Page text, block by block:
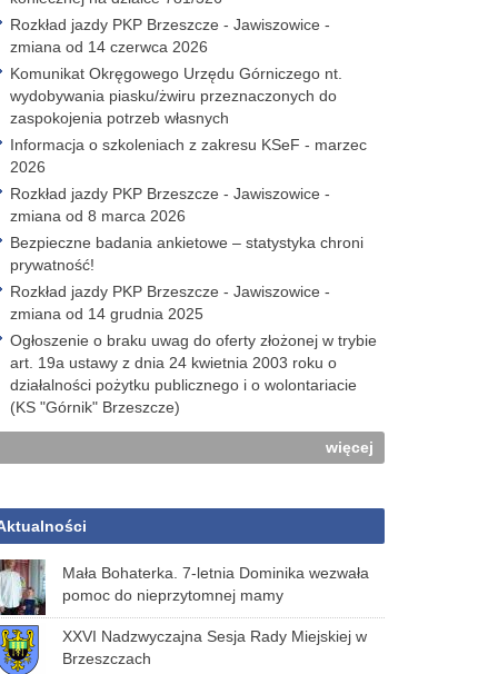
Rozkład jazdy PKP Brzeszcze - Jawiszowice -
zmiana od 14 czerwca 2026
Komunikat Okręgowego Urzędu Górniczego nt.
wydobywania piasku/żwiru przeznaczonych do
zaspokojenia potrzeb własnych
Informacja o szkoleniach z zakresu KSeF - marzec
2026
Rozkład jazdy PKP Brzeszcze - Jawiszowice -
zmiana od 8 marca 2026
Bezpieczne badania ankietowe – statystyka chroni
prywatność!
Rozkład jazdy PKP Brzeszcze - Jawiszowice -
zmiana od 14 grudnia 2025
Ogłoszenie o braku uwag do oferty złożonej w trybie
art. 19a ustawy z dnia 24 kwietnia 2003 roku o
działalności pożytku publicznego i o wolontariacie
(KS "Górnik" Brzeszcze)
więcej
Mała Bohaterka. 7-letnia Dominika wezwała
pomoc do nieprzytomnej mamy
XXVI Nadzwyczajna Sesja Rady Miejskiej w
Brzeszczach